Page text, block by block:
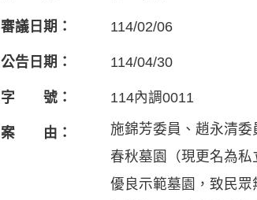
審議日期： 114/02/06
公告日期： 114/04/30
字 號： 114內調0011
案 由：
施錦芳委員、趙永清
春秋墓園（現更名為
優良示範墓園，致民